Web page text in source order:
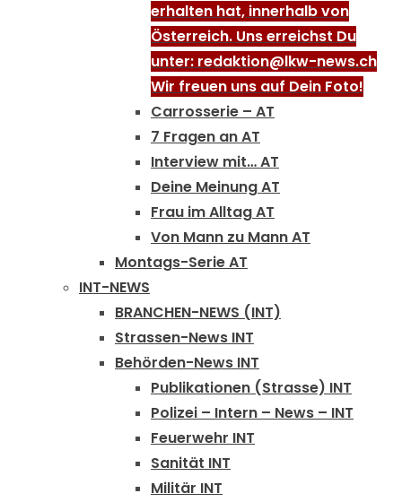
erhalten hat, innerhalb von
Österreich. Uns erreichst Du
unter: redaktion@lkw-news.ch
Wir freuen uns auf Dein Foto!
Carrosserie – AT
7 Fragen an AT
Interview mit… AT
Deine Meinung AT
Frau im Alltag AT
Von Mann zu Mann AT
Montags-Serie AT
INT-NEWS
BRANCHEN-NEWS (INT)
Strassen-News INT
Behörden-News INT
Publikationen (Strasse) INT
Polizei – Intern – News – INT
Feuerwehr INT
Sanität INT
Militär INT